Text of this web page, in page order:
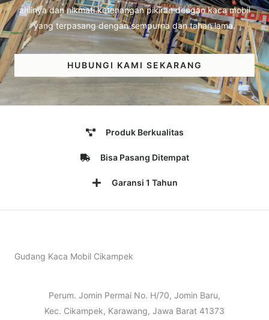
ahlinya dan nikmati ketenangan pikiran dengan kaca mobil
yang terpasang dengan sempurna dan tahan lama.
HUBUNGI KAMI SEKARANG
Produk Berkualitas
Bisa Pasang Ditempat
Garansi 1 Tahun
Gudang Kaca Mobil Cikampek
Perum. Jomin Permai No. H/70, Jomin Baru,
Kec. Cikampek, Karawang, Jawa Barat 41373